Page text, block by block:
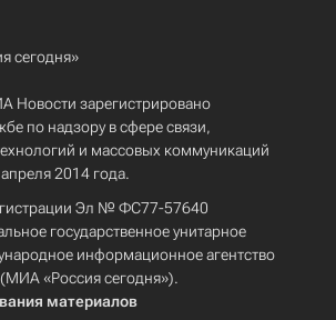
сегодня»
Новости зарегистрировано
по надзору в сфере связи,
и массовых коммуникаций
2014 года.
Эл № ФС77-57640
государственное унитарное
информационное агентство
(МИА «Россия сегодня»).
материалов